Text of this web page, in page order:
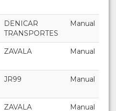
DENICAR
TRANSPORTES
Manual
ZAVALA Manual
JR99 Manual
ZAVALA Manual